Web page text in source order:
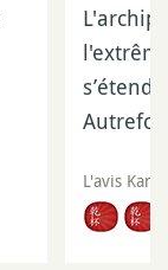
s’étend
L'avis